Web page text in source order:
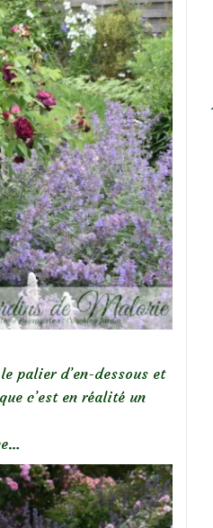
palier d’en-dessous et
c’est en réalité un